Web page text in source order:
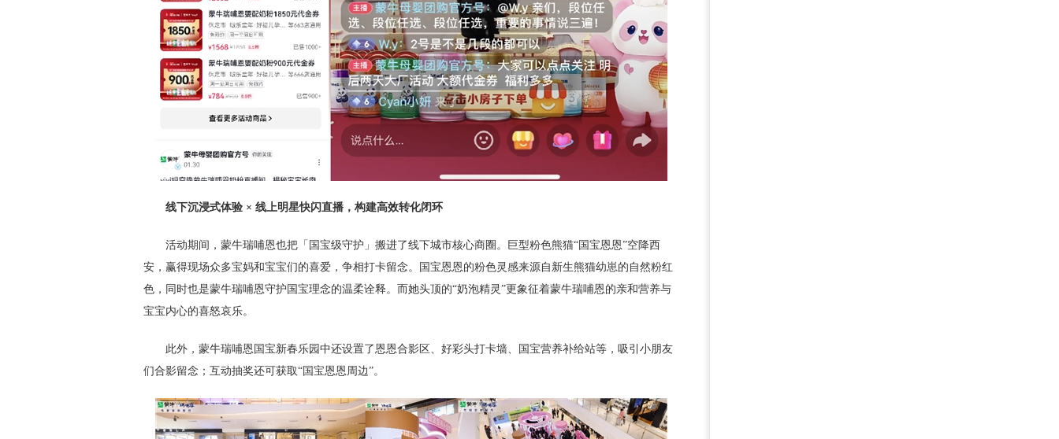
线下沉浸式体验 × 线上明星快闪直播，构建高效转化闭环
活动期间，蒙牛瑞哺恩也把「国宝级守护」搬进了线下城市核心商圈。巨型粉色熊猫“国宝恩恩”空降西
安，赢得现场众多宝妈和宝宝们的喜爱，争相打卡留念。国宝恩恩的粉色灵感来源自新生熊猫幼崽的自然粉红
色，同时也是蒙牛瑞哺恩守护国宝理念的温柔诠释。而她头顶的“奶泡精灵”更象征着蒙牛瑞哺恩的亲和营养与
宝宝内心的喜怒哀乐。
此外，蒙牛瑞哺恩国宝新春乐园中还设置了恩恩合影区、好彩头打卡墙、国宝营养补给站等，吸引小朋友
们合影留念；互动抽奖还可获取“国宝恩恩周边”。